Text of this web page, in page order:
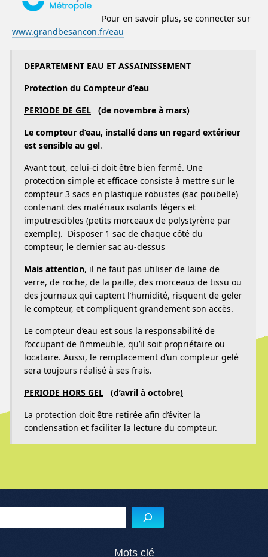
Pour en savoir plus, se connecter sur
www.grandbesancon.fr/eau
DEPARTEMENT EAU ET ASSAINISSEMENT
Protection du Compteur d’eau
PERIODE DE GEL (de novembre à mars)
Le compteur d’eau, installé dans un regard extérieur
est sensible au gel.
Avant tout, celui-ci doit être bien fermé. Une
protection simple et efficace consiste à mettre sur le
compteur 3 sacs en plastique robustes (sac poubelle)
contenant des matériaux isolants légers et
imputrescibles (petits morceaux de polystyrène par
exemple). Disposer 1 sac de chaque côté du
compteur, le dernier sac au-dessus
Mais attention, il ne faut pas utiliser de laine de
verre, de roche, de la paille, des morceaux de tissu ou
des journaux qui captent l’humidité, risquent de geler
le compteur, et compliquent grandement son accès.
Le compteur d’eau est sous la responsabilité de
l’occupant de l’immeuble, qu’il soit propriétaire ou
locataire. Aussi, le remplacement d’un compteur gelé
sera toujours réalisé à ses frais.
PERIODE HORS GEL (d’avril à octobre)
La protection doit être retirée afin d’éviter la
condensation et faciliter la lecture du compteur.
Menu de l'article
Mots clé